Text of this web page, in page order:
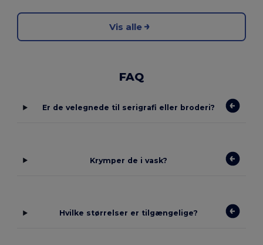
Vis alle
FAQ
Er de velegnede til serigrafi eller broderi?
Krymper de i vask?
Hvilke størrelser er tilgængelige?